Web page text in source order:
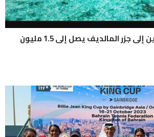
عدد السائحين الوافدين إلى جزر المالديف يصل إلى 1.5 مليون